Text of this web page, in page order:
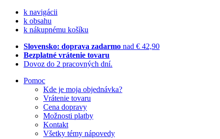
k navigácii
k obsahu
k nákupnému košíku
Slovensko: doprava zadarmo nad € 42,90
Bezplatné vrátenie tovaru
Dovoz do 2 pracovných dní.
Pomoc
Kde je moja objednávka?
Vrátenie tovaru
Cena dopravy
Možnosti platby
Kontakt
Všetky témy nápovedy